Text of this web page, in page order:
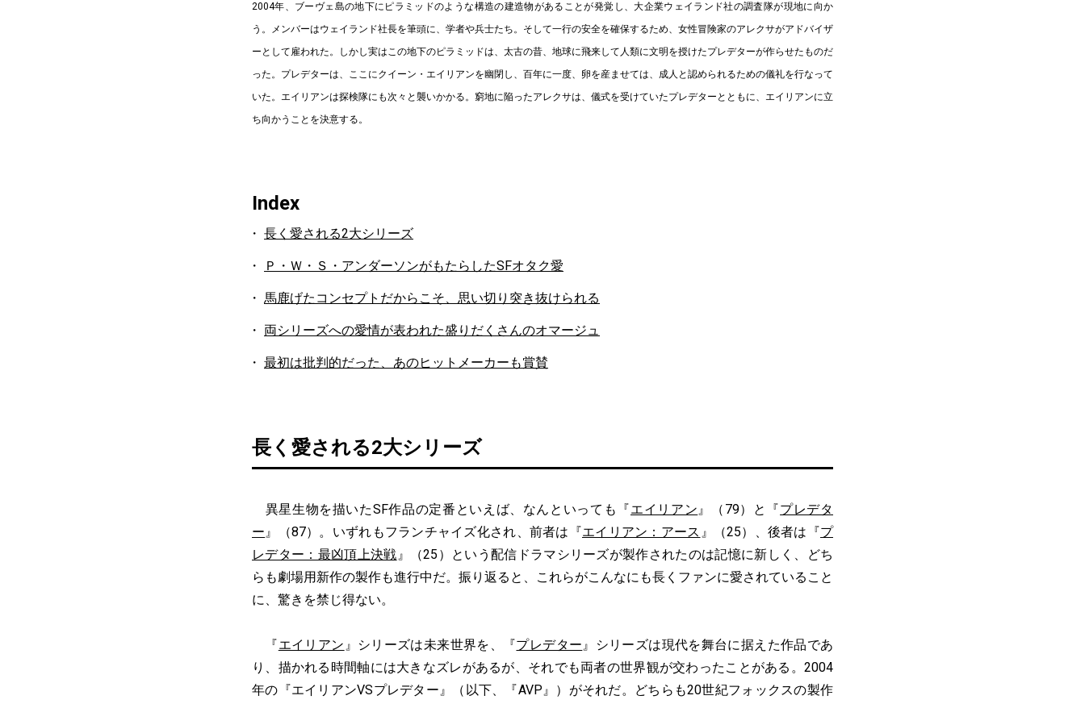
2004年、ブーヴェ島の地下にピラミッドのような構造の建造物があることが発覚し、大企業ウェイランド社の調査隊が現地に向か
う。メンバーはウェイランド社長を筆頭に、学者や兵士たち。そして一行の安全を確保するため、女性冒険家のアレクサがアドバイザ
ーとして雇われた。しかし実はこの地下のピラミッドは、太古の昔、地球に飛来して人類に文明を授けたプレデターが作らせたものだ
った。プレデターは、ここにクイーン・エイリアンを幽閉し、百年に一度、卵を産ませては、成人と認められるための儀礼を行なって
いた。エイリアンは探検隊にも次々と襲いかかる。窮地に陥ったアレクサは、儀式を受けていたプレデターとともに、エイリアンに立
ち向かうことを決意する。
Index
長く愛される2大シリーズ
Ｐ・Ｗ・Ｓ・アンダーソンがもたらしたSFオタク愛
馬鹿げたコンセプトだからこそ、思い切り突き抜けられる
両シリーズへの愛情が表われた盛りだくさんのオマージュ
最初は批判的だった、あのヒットメーカーも賞賛
長く愛される2大シリーズ
異星生物を描いたSF作品の定番といえば、なんといっても『エイリアン』（79）と『プレデタ
ー』（87）。いずれもフランチャイズ化され、前者は『エイリアン：アース 』（25）、後者は『プ
レデター：最凶頂上決戦』（25）という配信ドラマシリーズが製作されたのは記憶に新しく、どち
らも劇場用新作の製作も進行中だ。振り返ると、これらがこんなにも長くファンに愛されていること
に、驚きを禁じ得ない。
『エイリアン 』シリーズは未来世界を、『プレデター』シリーズは現代を舞台に据えた作品であ
り、描かれる時間軸には大きなズレがあるが、それでも両者の世界観が交わったことがある。2004
年の『エイリアンVSプレデター』（以下、『AVP』）がそれだ。どちらも20世紀フォックスの製作